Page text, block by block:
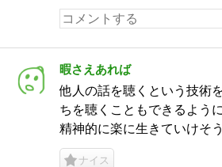
暇さえあれば
他人の話を聴くという技術
ちを聴くこともできるよう
精神的に楽に生きていけそう
ナイス